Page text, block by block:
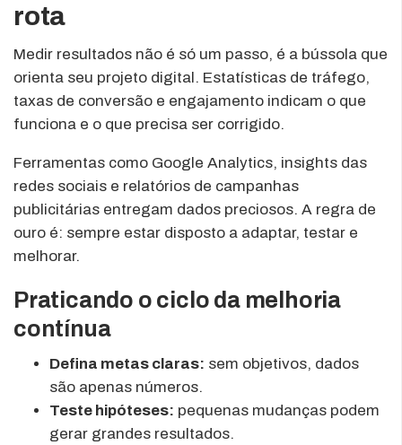
rota
Medir resultados não é só um passo, é a bússola que
orienta seu projeto digital. Estatísticas de tráfego,
taxas de conversão e engajamento indicam o que
funciona e o que precisa ser corrigido.
Ferramentas como Google Analytics, insights das
redes sociais e relatórios de campanhas
publicitárias entregam dados preciosos. A regra de
ouro é: sempre estar disposto a adaptar, testar e
melhorar.
Praticando o ciclo da melhoria
contínua
Defina metas claras: sem objetivos, dados
são apenas números.
Teste hipóteses: pequenas mudanças podem
gerar grandes resultados.